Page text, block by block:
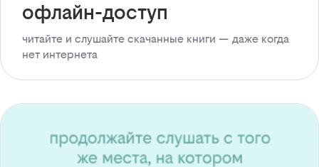
офлайн-доступ
читайте и слушайте скачанные книги — даже когда
нет интернета